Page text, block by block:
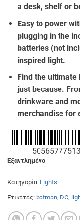
a desk, shelf or
Easy to power
plugging in the
batteries (not
inspired light.
Find the
just because.
drinkware and
merchandise for
Εξαντλημένο
Κατηγορία: Lights
Ετικέτες: batman, DC,